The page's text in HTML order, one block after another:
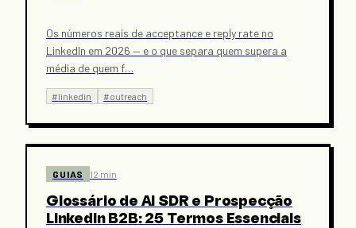
Os números reais de acceptance e reply rate no
LinkedIn em 2026 — e o que separa quem supera a
média de quem f…
#linkedin #outreach
GUIAS 12 min
Glossário de AI SDR e Prospecção
LinkedIn B2B: 25 Termos Essenciais